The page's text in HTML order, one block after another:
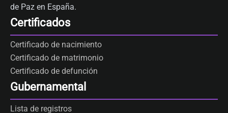
de Paz en España.
Certificados
Certificado de nacimiento
Certificado de matrimonio
Certificado de defunción
Gubernamental
Lista de registros